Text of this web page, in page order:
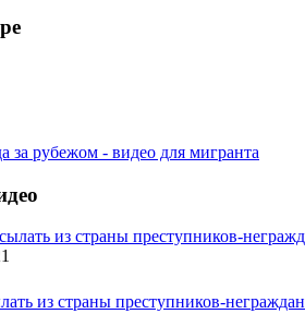
за рубежом - видео для мигранта
из страны преступников-неграждан